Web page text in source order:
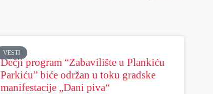
VESTI
Dečji program “Zabavilište u Plankiću
Parkiću” biće održan u toku gradske
manifestacije „Dani piva“